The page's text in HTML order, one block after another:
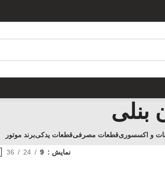
بنلی
و اکسسوریقطعات مصرفیقطعات یدکیبرند موتور
نمایش 9
24
36